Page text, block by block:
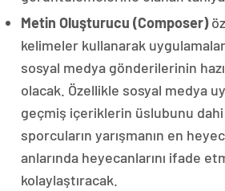
Metin Oluşturucu (Composer)
kelimeler kullanarak
sosyal medya gönderilerinin
olacak. Özellikle sosyal medya
geçmiş içeriklerin üslubunu
sporcuların yarışmanın en
anlarında heyecanlarını ifade
kolaylaştıracak.